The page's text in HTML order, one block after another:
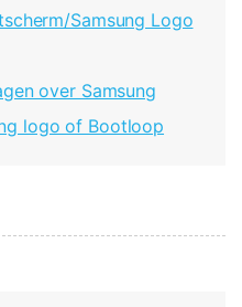
Samsung Logo
over Samsung
logo of Bootloop